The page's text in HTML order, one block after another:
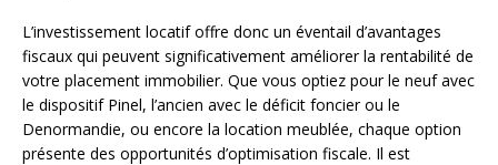
L’investissement locatif offre donc un éventail d’avantages
fiscaux qui peuvent significativement améliorer la rentabilité de
votre placement immobilier. Que vous optiez pour le neuf avec
le dispositif Pinel, l’ancien avec le déficit foncier ou le
Denormandie, ou encore la location meublée, chaque option
présente des opportunités d’optimisation fiscale. Il est